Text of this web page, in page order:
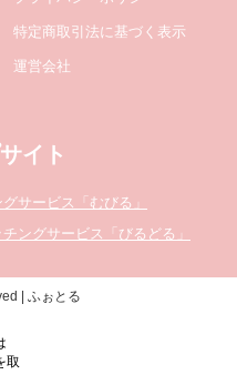
特定商取引法に基づく表示
運営会社
イト
サービス「むびる」
ングサービス「びるどる」
| ふぉとる
取